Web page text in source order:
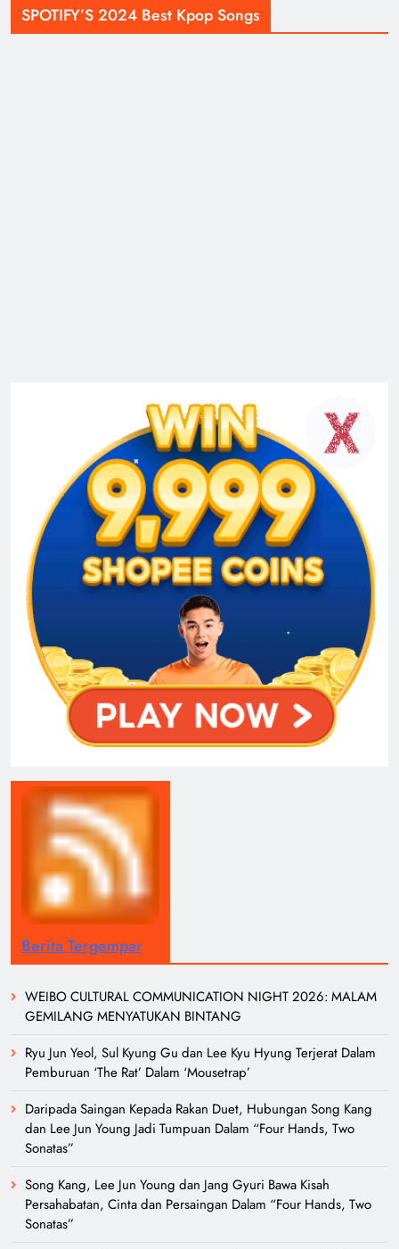
SPOTIFY’S 2024 Best Kpop Songs
Berita Tergempar
WEIBO CULTURAL COMMUNICATION NIGHT 2026: MALAM
GEMILANG MENYATUKAN BINTANG
Ryu Jun Yeol, Sul Kyung Gu dan Lee Kyu Hyung Terjerat Dalam
Pemburuan ‘The Rat’ Dalam ‘Mousetrap’
Daripada Saingan Kepada Rakan Duet, Hubungan Song Kang
dan Lee Jun Young Jadi Tumpuan Dalam “Four Hands, Two
Sonatas”
Song Kang, Lee Jun Young dan Jang Gyuri Bawa Kisah
Persahabatan, Cinta dan Persaingan Dalam “Four Hands, Two
Sonatas”